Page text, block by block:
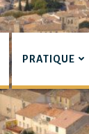
PRATIQUE